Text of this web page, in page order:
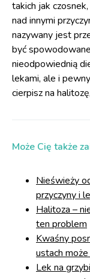
takich jak
nad innymi
nazywany jest
być
nieodpowiednią
lekami, ale i
cierpisz na
Może Cię także
Nieświeży
przyczyny i
Halitoza –
ten problem
Kwaśny
ustach
Lek na